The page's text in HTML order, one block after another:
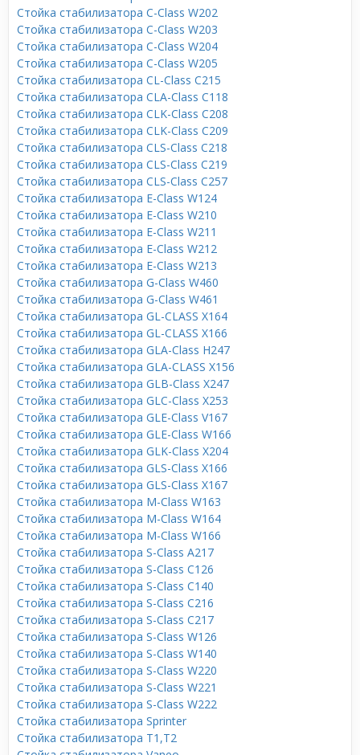
Стойка стабилизатора C-Class W202
Стойка стабилизатора C-Class W203
Стойка стабилизатора C-Class W204
Стойка стабилизатора C-Class W205
Стойка стабилизатора CL-Class C215
Стойка стабилизатора CLA-Class C118
Стойка стабилизатора CLK-Class C208
Стойка стабилизатора CLK-Class C209
Стойка стабилизатора CLS-Class C218
Стойка стабилизатора CLS-Class C219
Стойка стабилизатора CLS-Class C257
Стойка стабилизатора E-Class W124
Стойка стабилизатора E-Class W210
Стойка стабилизатора E-Class W211
Стойка стабилизатора E-Class W212
Стойка стабилизатора E-Class W213
Стойка стабилизатора G-Class W460
Стойка стабилизатора G-Class W461
Стойка стабилизатора GL-CLASS X164
Стойка стабилизатора GL-CLASS X166
Стойка стабилизатора GLA-Class H247
Стойка стабилизатора GLA-CLASS X156
Стойка стабилизатора GLB-Class X247
Стойка стабилизатора GLC-Class X253
Стойка стабилизатора GLE-Class V167
Стойка стабилизатора GLE-Class W166
Стойка стабилизатора GLK-Class X204
Стойка стабилизатора GLS-Class X166
Стойка стабилизатора GLS-Class X167
Стойка стабилизатора M-Class W163
Стойка стабилизатора M-Class W164
Стойка стабилизатора M-Class W166
Стойка стабилизатора S-Class A217
Стойка стабилизатора S-Class C126
Стойка стабилизатора S-Class C140
Стойка стабилизатора S-Class C216
Стойка стабилизатора S-Class C217
Стойка стабилизатора S-Class W126
Стойка стабилизатора S-Class W140
Стойка стабилизатора S-Class W220
Стойка стабилизатора S-Class W221
Стойка стабилизатора S-Class W222
Стойка стабилизатора Sprinter
Стойка стабилизатора T1,T2